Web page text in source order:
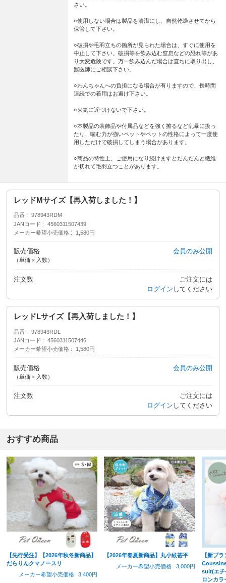
さい。
○使用しない場合は製品を清潔にし、自然乾燥させてから
保管して下さい。
○破損や毛羽立ちの箇所が見られた場合は、すぐに使用を
中止して下さい。破損等を飲み込む窒息などの恐れ等があ
り大変危険です。万一飲み込んだ場合は直ちに取り出し、
獣医師にご相談下さい。
○わんちゃんへの負担になる場合が有りますので、長時間
連続での着用はお避け下さい。
○火気に近づけないで下さい。
○本製品の装飾品や付属品などを強く擦るなど乱暴に扱っ
たり、噛む力が強いペットやペットの性格によって一度使
用しただけで破損してしまう場合があります。
○商品の特性上、ご使用になり続けますとだんだんと繊維
が切れて毛羽立つことがあります。
レッドMサイズ【再入荷しました！】
品番
978943RDM
JANコード
4560311507439
メーカー希望小売価格
1,580円
販売価格
（単価 × 入数）
会員のみ公開
注文数
ご注文には
ログイン してください
レッドLサイズ【再入荷しました！】
品番
978943RDL
JANコード
4560311507446
メーカー希望小売価格
1,580円
販売価格
（単価 × 入数）
会員のみ公開
注文数
ご注文には
ログイン してください
おすすめ商品
【先行受注】【2026年秋冬新商品】
だらりんクマノースリ
メーカー希望小売価格
3,400円
【2026年春夏新商品】丸小紋甚平
メーカー希望小売価格
3,000円
【新ブ
suit(エチ
ロンカラ